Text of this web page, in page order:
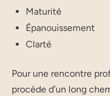
Maturité
Épanouissement
Clarté
Pour une rencontre
procède d’un long